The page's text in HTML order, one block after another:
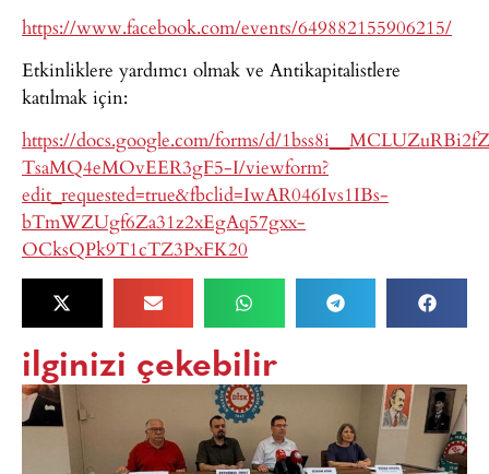
https://www.facebook.com/events/649882155906215/
Etkinliklere yardımcı olmak ve Antikapitalistlere
katılmak için:
https://docs.google.com/forms/d/
TsaMQ4eMOvEER3gF5-I/viewform?
edit_requested=true&fbclid=IwAR046Ivs1IBs-
bTmWZUgf6Za31z2xEgAq57gxx-
OCksQPk9T1cTZ3PxFK20
ilginizi çekebilir